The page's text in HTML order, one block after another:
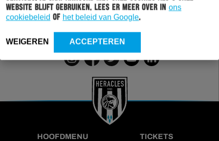
website blijft gebruiken. Lees er meer over in ons
cookiebeleid of het beleid van Google.
WEIGEREN ACCEPTEREN
kan geven welk nieuws jij van ons wil ontvangen,
sturen wij alleen nieuws wat voor jou relevant is.
INSCHRIJVEN
HOOFDMENU TICKETS